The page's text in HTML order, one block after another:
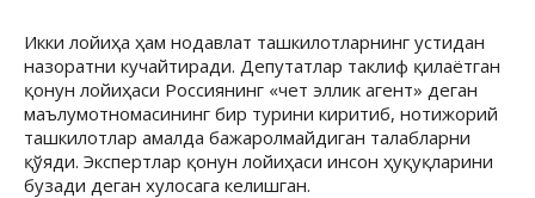
Икки лойиҳа ҳам нодавлат ташкилотларнинг устидан
назоратни кучайтиради. Депутатлар таклиф қилаётган
қонун лойиҳаси Россиянинг «чет эллик агент» деган
маълумотномасининг бир турини киритиб, нотижорий
ташкилотлар амалда бажаролмайдиган талабларни
қўяди. Экспертлар қонун лойиҳаси инсон ҳуқуқларини
бузади деган хулосага келишган.